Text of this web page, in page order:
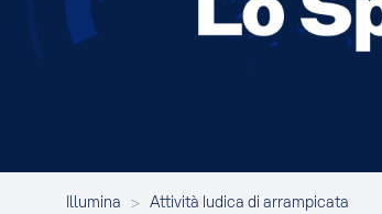
Illumina > Attività ludica di arrampicata